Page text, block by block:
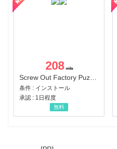
208
Screw Out Factory Puzzle 3D（経験値バーのマイルストーンを5にする（ユーザーレベル5に到達する））（Android）
条件 : インストール
承認 : 1日程度
無料